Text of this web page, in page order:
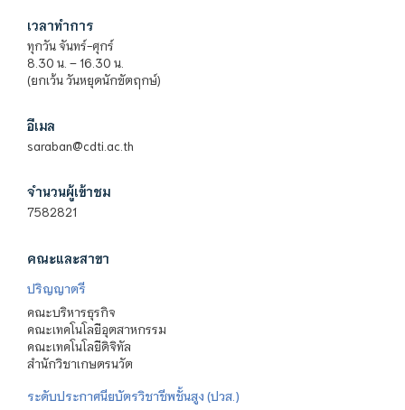
เวลาทำการ
ทุกวัน จันทร์-ศุกร์
8.30 น. – 16.30 น.
(ยกเว้น วันหยุดนักขัตฤกษ์)
อีเมล
saraban@cdti.ac.th
จำนวนผู้เข้าชม
7582821
คณะและสาขา
ปริญญาตรี
คณะบริหารธุรกิจ
คณะเทคโนโลยีอุตสาหกรรม
คณะเทคโนโลยีดิจิทัล
สำนักวิชาเกษตรนวัต
ระดับประกาศนียบัตรวิชาชีพชั้นสูง (ปวส.)